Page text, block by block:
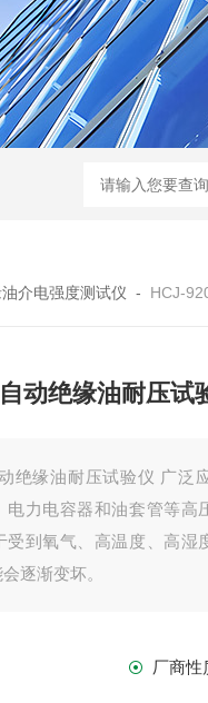
5KV-20KV型可调高压兆欧表
介电强度测试仪 - HCJ-
动绝缘油耐压试
绝缘油耐压试验仪 广泛
电力电容器和油套管等高
受到氧气、高温度、高湿
逐渐变坏。
厂商性